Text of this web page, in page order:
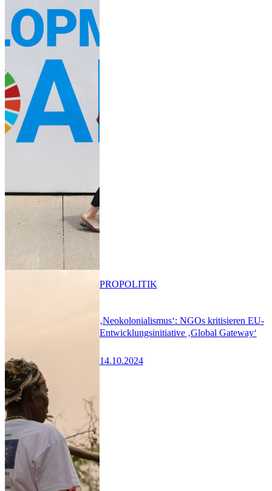
‚Neokolonialismus‘: NGOs kritisieren EU-
Entwicklungsinitiative ‚Global Gateway‘
14.10.2024
PROPOLITIK